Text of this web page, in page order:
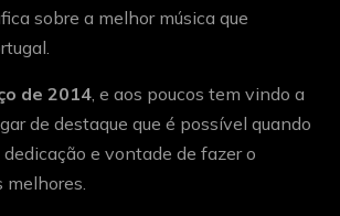
sobre a melhor música que
de 2014 , e aos poucos tem vindo a
de destaque que é possível quando
e vontade de fazer o